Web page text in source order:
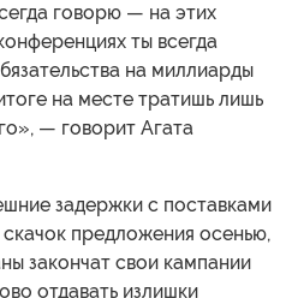
говорю — на этих
ты всегда
на миллиарды
на месте тратишь лишь
— говорит Агата
задержки с поставками
предложения осенью,
закончат свои кампании
отдавать излишки